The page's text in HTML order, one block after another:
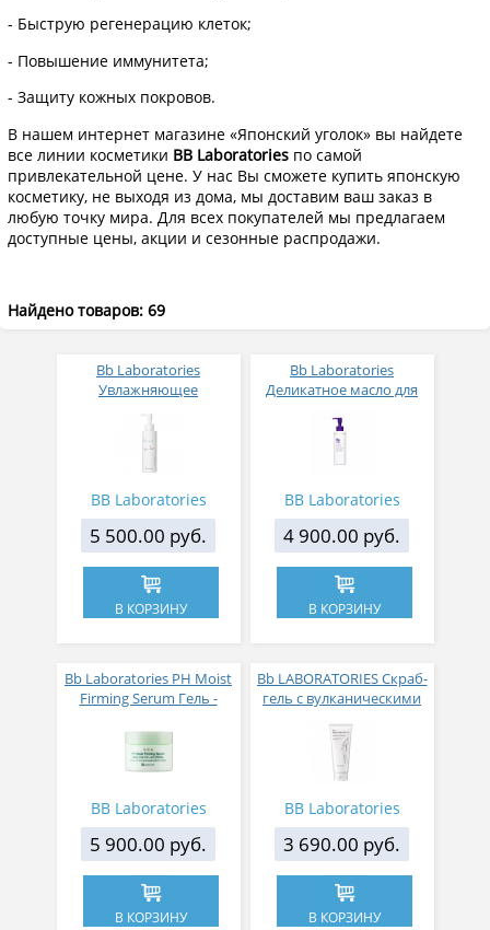
- Быструю регенерацию клеток;
- Повышение иммунитета;
- Защиту кожных покровов.
В нашем интернет магазине «Японский уголок» вы найдете
все линии косметики BB Laboratories по самой
привлекательной цене. У нас Вы сможете купить японскую
косметику, не выходя из дома, мы доставим ваш заказ в
любую точку мира. Для всех покупателей мы предлагаем
доступные цены, акции и сезонные распродажи.
Найдено товаров: 69
Bb Laboratories
Увлажняющее
очищающее масло PH
Moist Cleansing Oil 145
мл
BB Laboratories
5 500.00 руб.
В КОРЗИНУ
Bb Laboratories
Деликатное масло для
снятия макияжа 145 мл
BB Laboratories
4 900.00 руб.
В КОРЗИНУ
Bb Laboratories PH Moist
Firming Serum Гель -
«антигликации» для
упругости и увлажнения
кожи 58 гр
BB Laboratories
5 900.00 руб.
В КОРЗИНУ
Bb LABORATORIES Скраб-
гель с вулканическими
Body Clear Gel Pro 200 гр
BB Laboratories
3 690.00 руб.
В КОРЗИНУ